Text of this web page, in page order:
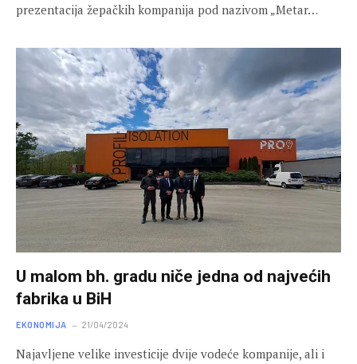
prezentacija žepačkih kompanija pod nazivom „Metar…
U malom bh. gradu niče jedna od najvećih
fabrika u BiH
EKONOMIJA 21/04/2024
Najavljene velike investicije dvije vodeće kompanije, ali i